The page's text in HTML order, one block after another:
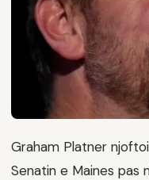
Graham Platner
Senatin e Maines pas